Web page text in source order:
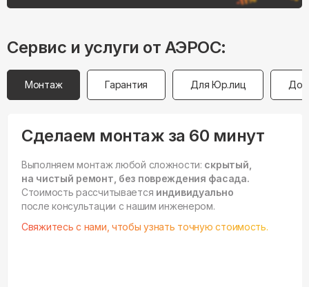
Сервис и услуги от АЭРОС:
Монтаж Гарантия Для Юр.лиц
Сделаем монтаж за 60 минут
Выполняем монтаж любой сложности: скрытый,
на чистый ремонт, без повреждения фасада.
Стоимость рассчитывается индивидуально
после консультации с нашим инженером.
Свяжитесь с нами, чтобы узнать точную стоимость.